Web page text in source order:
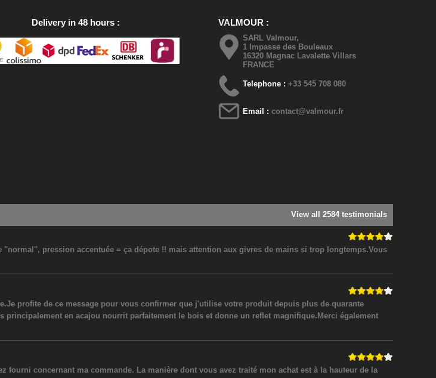
Delivery in 48 hours VALMOUR
SARL Valmour,
1 Impasse des Bouleaux
16320 Magnac Lavalette Villars
FRANCE
Telephone :+33 545 708 080
Email :contact@valmour.fr
View all 2584 testimonials
pression accentuée = ça dépote !! mais attention aux givres de mains si trop longtemps.Vous
profite de ce message pour vous confirmer que j'utilise votre produit depuis plus de quarante
en acajou nourrit parfaitement le bois et donne un reflet magnifique.Merci également
concernant ma commande. La manière dont vous avez traité mon achat est à la hauteur de la